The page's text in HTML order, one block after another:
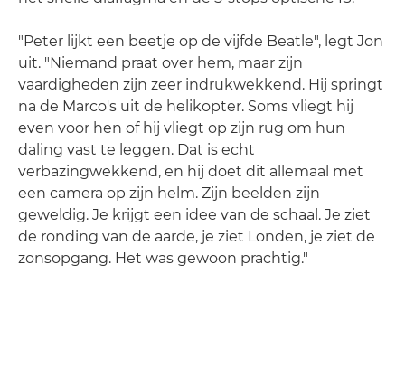
"Peter lijkt een beetje op de vijfde Beatle", legt Jon
uit. "Niemand praat over hem, maar zijn
vaardigheden zijn zeer indrukwekkend. Hij springt
na de Marco's uit de helikopter. Soms vliegt hij
even voor hen of hij vliegt op zijn rug om hun
daling vast te leggen. Dat is echt
verbazingwekkend, en hij doet dit allemaal met
een camera op zijn helm. Zijn beelden zijn
geweldig. Je krijgt een idee van de schaal. Je ziet
de ronding van de aarde, je ziet Londen, je ziet de
zonsopgang. Het was gewoon prachtig."